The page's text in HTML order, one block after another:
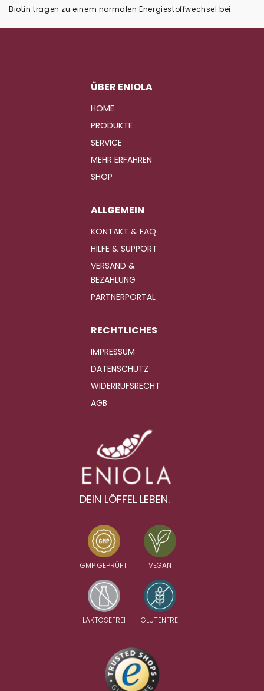
Biotin tragen zu einem normalen Energiestoffwechsel bei.
ÜBER ENIOLA
HOME
PRODUKTE
SERVICE
MEHR ERFAHREN
SHOP
ALLGEMEIN
KONTAKT & FAQ
HILFE & SUPPORT
VERSAND &
BEZAHLUNG
PARTNERPORTAL
RECHTLICHES
IMPRESSUM
DATENSCHUTZ
WIDERRUFSRECHT
AGB
DEIN LÖFFEL LEBEN.
GMP GEPRÜFT VEGAN
LAKTOSEFREI GLUTENFREI